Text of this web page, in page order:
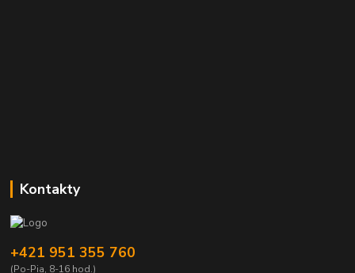
Kontakty
+421 951 355 760
(Po-Pia, 8-16 hod.)